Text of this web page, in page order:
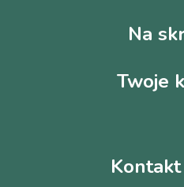
Na
Twoje